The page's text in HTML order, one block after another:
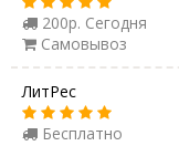
200р. Сегодня
Самовывоз
ЛитРес
Бесплатно